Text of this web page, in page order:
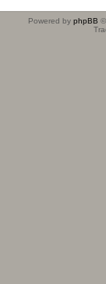
Powered by phpBB